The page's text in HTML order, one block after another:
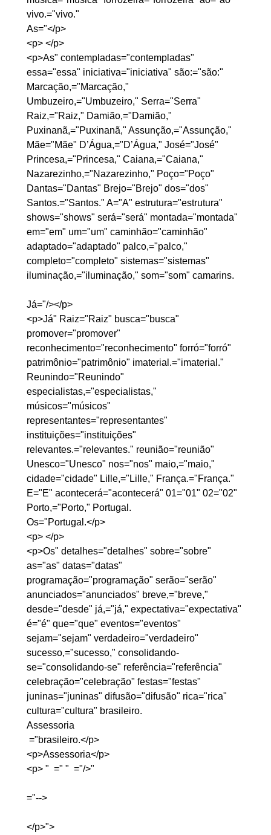
vivo.="vivo."
As="</p>
<p> </p>
<p>As" contempladas="contempladas"
essa="essa" iniciativa="iniciativa" são:="são:"
Marcação,="Marcação,"
Umbuzeiro,="Umbuzeiro," Serra="Serra"
Raiz,="Raiz," Damião,="Damião,"
Puxinanã,="Puxinanã," Assunção,="Assunção,"
Mãe="Mãe" D’Água,="D’Água," José="José"
Princesa,="Princesa," Caiana,="Caiana,"
Nazarezinho,="Nazarezinho," Poço="Poço"
Dantas="Dantas" Brejo="Brejo" dos="dos"
Santos.="Santos." A="A" estrutura="estrutura"
shows="shows" será="será" montada="montada"
em="em" um="um" caminhão="caminhão"
adaptado="adaptado" palco,="palco,"
completo="completo" sistemas="sistemas"
iluminação,="iluminação," som="som" camarins.
Já="/></p>
<p>Já" Raiz="Raiz" busca="busca"
promover="promover"
reconhecimento="reconhecimento" forró="forró"
patrimônio="patrimônio" imaterial.="imaterial."
Reunindo="Reunindo"
especialistas,="especialistas,"
músicos="músicos"
representantes="representantes"
instituições="instituições"
relevantes.="relevantes." reunião="reunião"
Unesco="Unesco" nos="nos" maio,="maio,"
cidade="cidade" Lille,="Lille," França.="França."
E="E" acontecerá="acontecerá" 01="01" 02="02"
Porto,="Porto," Portugal.
Os="Portugal.</p>
<p> </p>
<p>Os" detalhes="detalhes" sobre="sobre"
as="as" datas="datas"
programação="programação" serão="serão"
anunciados="anunciados" breve,="breve,"
desde="desde" já,="já," expectativa="expectativa"
é="é" que="que" eventos="eventos"
sejam="sejam" verdadeiro="verdadeiro"
sucesso,="sucesso," consolidando-
se="consolidando-se" referência="referência"
celebração="celebração" festas="festas"
juninas="juninas" difusão="difusão" rica="rica"
cultura="cultura" brasileiro.
Assessoria
="brasileiro.</p>
<p>Assessoria</p>
<p> "  =" " ="/>"
="-->
</p>">